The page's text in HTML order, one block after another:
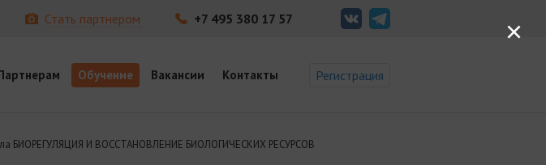
Стать партнером +7 495 380 17 57
Обучение Вакансии Контакты Регистрация
БИОРЕГУЛЯЦИЯ И ВОССТАНОВЛЕНИЕ БИОЛОГИЧЕСКИХ РЕСУРСОВ
×